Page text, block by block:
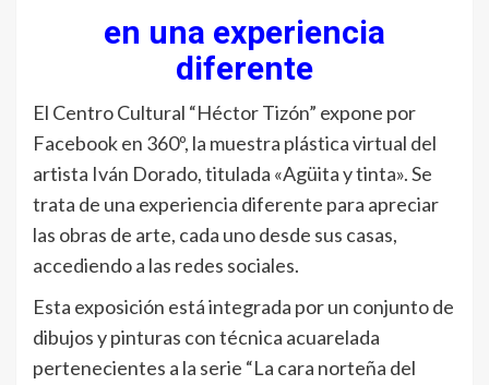
en una experiencia
diferente
El Centro Cultural “Héctor Tizón” expone por
Facebook en 360º, la muestra plástica virtual del
artista Iván Dorado, titulada «Agüita y tinta». Se
trata de una experiencia diferente para apreciar
las obras de arte, cada uno desde sus casas,
accediendo a las redes sociales.
Esta exposición está integrada por un conjunto de
dibujos y pinturas con técnica acuarelada
pertenecientes a la serie “La cara norteña del